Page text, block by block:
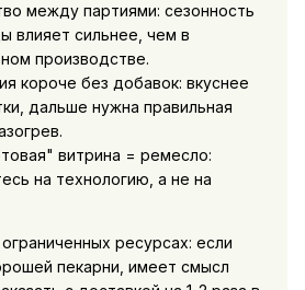
между партиями: сезонность
влияет сильнее, чем в
производстве.
короче без добавок: вкуснее
дальше нужна правильная
витрина = ремесло:
на технологию, а не на
ресурсах: если
пекарни, имеет смысл